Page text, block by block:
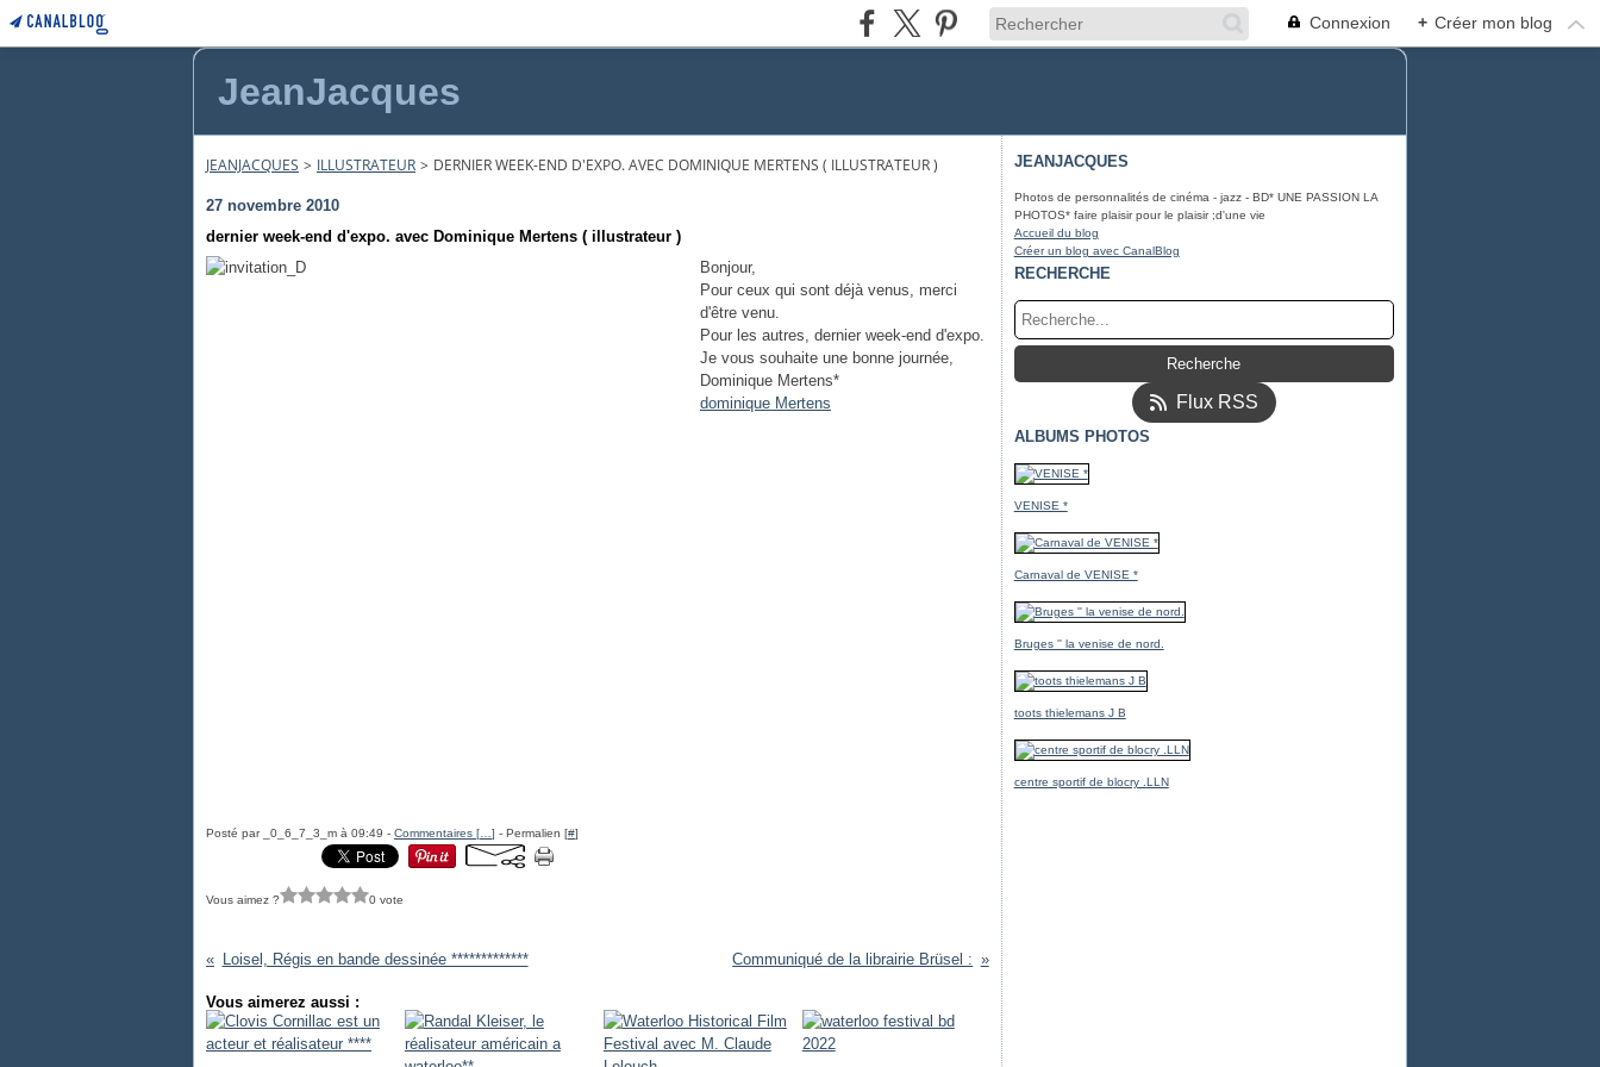
Connexion + Créer mon blog
JeanJacques
JEANJACQUES > ILLUSTRATEUR > DERNIER WEEK-END D'EXPO. AVEC DOMINIQUE MERTENS ( ILLUSTRATEUR )
27 novembre 2010
dernier week-end d'expo. avec Dominique Mertens ( illustrateur )
Bonjour,
Pour ceux qui sont déjà venus, merci
d'être venu.
Pour les autres, dernier week-end d'expo.
Je vous souhaite une bonne journée,
Dominique Mertens*
dominique Mertens
Posté par _0_6_7_3_m à 09:49 - Commentaires [ ] - Permalien [#]
Vous aimez ? 0 vote
Loisel, Régis en bande dessinée ************* Communiqué de la librairie Brüsel :
Vous aimerez aussi :
JEANJACQUES
Photos de personnalités de cinéma - jazz - BD* UNE PASSION LA
PHOTOS* faire plaisir pour le plaisir ;d'une vie
Accueil du blog
Créer un blog avec CanalBlog
RECHERCHE
Flux RSS
ALBUMS PHOTOS
VENISE *
Carnaval de VENISE *
Bruges '' la venise de nord.
toots thielemans J B
centre sportif de blocry .LLN